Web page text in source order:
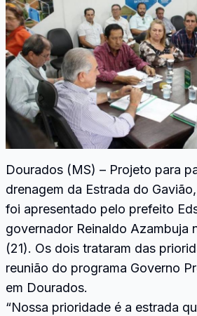
Dourados (MS) – Projeto para
drenagem da Estrada do
foi apresentado pelo prefeito
governador Reinaldo Azambuja
(21). Os dois trataram das
reunião do programa Governo
em Dourados.
“Nossa prioridade é a estrada